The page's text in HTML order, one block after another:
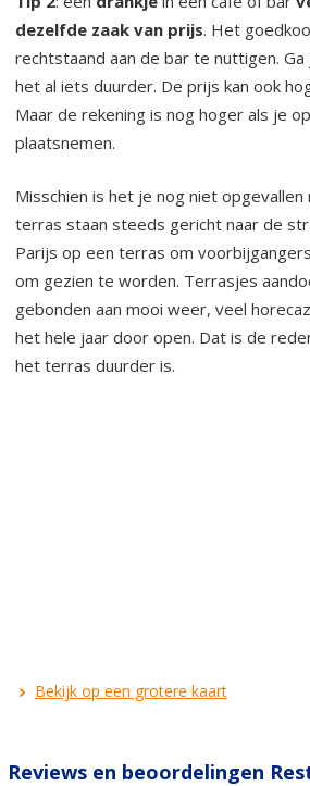
dezelfde zaak van prijs. Het
rechtstaand aan de bar te nuttigen.
het al iets duurder. De prijs kan ook
Maar de rekening is nog hoger als je
plaatsnemen.
Misschien is het je nog niet
terras staan steeds gericht naar de
Parijs op een terras om
om gezien te worden. Terrasjes
gebonden aan mooi weer, veel
het hele jaar door open. Dat is de
het terras duurder is.
Bekijk op een grotere kaart
Reviews en beoordelingen